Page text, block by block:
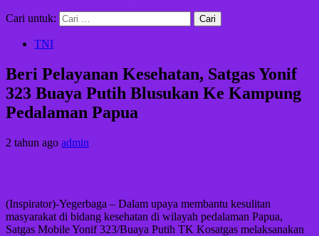
Cari untuk:
TNI
Beri Pelayanan Kesehatan, Satgas Yonif
323 Buaya Putih Blusukan Ke Kampung
Pedalaman Papua
2 tahun ago admin
(Inspirator)-Yegerbaga – Dalam upaya membantu kesulitan
masyarakat di bidang kesehatan di wilayah pedalaman Papua,
Satgas Mobile Yonif 323/Buaya Putih TK Kosatgas melaksanakan